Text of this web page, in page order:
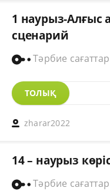
1 наурыз-Алғыс
сценарий
Тәрбие сағаттар
ТОЛЫҚ
zharar2022
14 – наурыз
Тәрбие сағаттар